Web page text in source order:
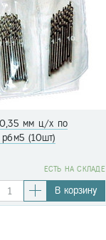
мм ц/х по
р6м5 (10шт)
EСТЬ НА СКЛАДЕ
В корзину